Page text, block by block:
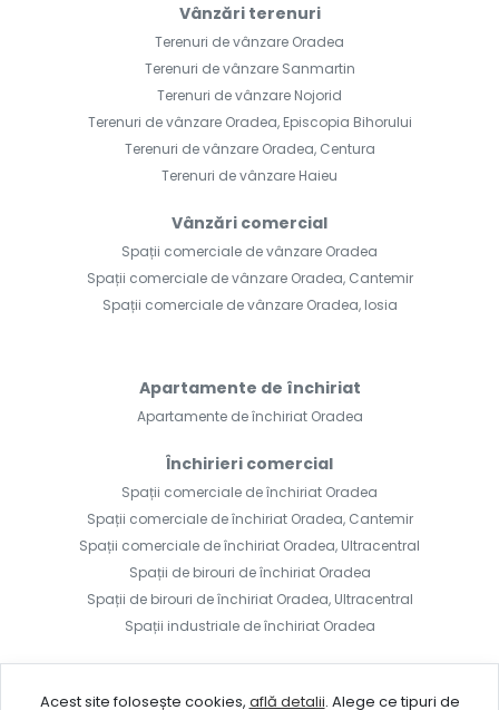
Vânzări terenuri
Terenuri de vânzare Oradea
Terenuri de vânzare Sanmartin
Terenuri de vânzare Nojorid
Terenuri de vânzare Oradea, Episcopia Bihorului
Terenuri de vânzare Oradea, Centura
Terenuri de vânzare Haieu
Vânzări comercial
Spații comerciale de vânzare Oradea
Spații comerciale de vânzare Oradea, Cantemir
Spații comerciale de vânzare Oradea, Iosia
Apartamente de închiriat
Apartamente de închiriat Oradea
Închirieri comercial
Spații comerciale de închiriat Oradea
Spații comerciale de închiriat Oradea, Cantemir
Spații comerciale de închiriat Oradea, Ultracentral
Spații de birouri de închiriat Oradea
Spații de birouri de închiriat Oradea, Ultracentral
Spații industriale de închiriat Oradea
Acest site folosește cookies, află detalii. Alege ce tipuri de